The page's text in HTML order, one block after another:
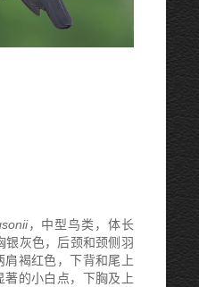
，中型鸟类，体长
银灰色，后颈和颈侧羽
肩褐红色，下背和尾上
著的小白点，下胸及上